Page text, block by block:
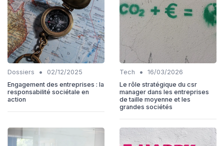
Dossiers •
02/12/2025
Engagement des entreprises : la
responsabilité sociétale en
action
Tech •
16/03/2026
Le rôle stratégique du csr
manager dans les entreprises
de taille moyenne et les
grandes sociétés